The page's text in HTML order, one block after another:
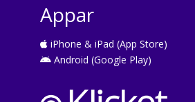
Appar
iPhone & iPad (App Store)
Android (Google Play)